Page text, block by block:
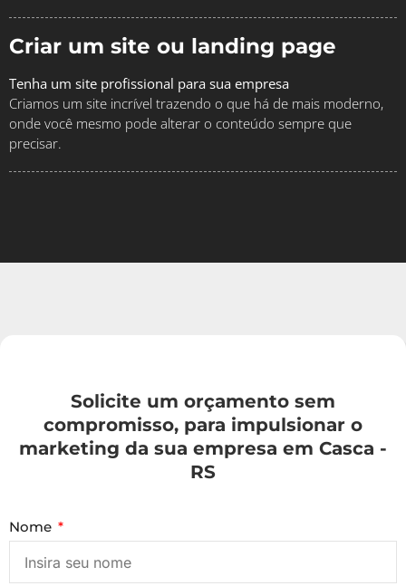
Criar um site ou landing page
Tenha um site profissional para sua empresa
Criamos um site incrível trazendo o que há de mais moderno,
onde você mesmo pode alterar o conteúdo sempre que
precisar.
Solicite um orçamento sem
compromisso, para impulsionar o
marketing da sua empresa em Casca -
RS
Nome